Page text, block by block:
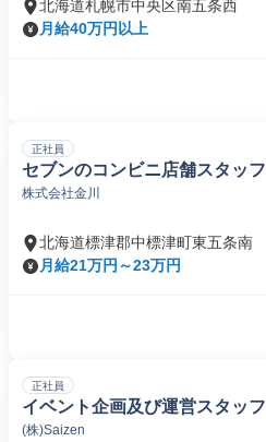
北海道札幌市中央区南五条西
月給40万円以上
正社員
セブンのコンビニ店舗スタッフ
株式会社金川
北海道標津郡中標津町東五条南
月給21万円～23万円
正社員
イベント企画及び運営スタッフ
(株)Saizen